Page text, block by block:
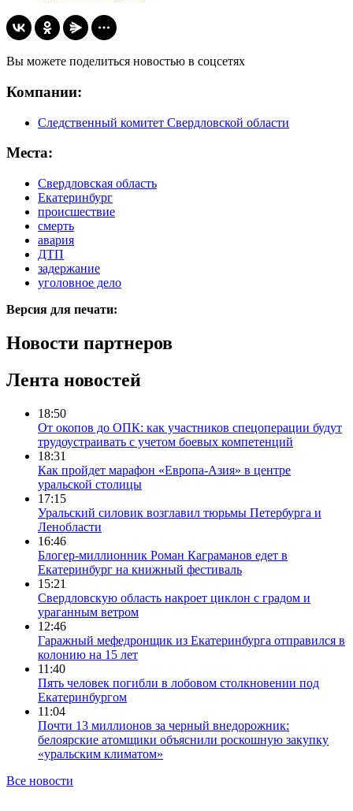
Вы можете поделиться новостью в соцсетях
Компании:
Следственный комитет Свердловской области
Места:
Свердловская область
Екатеринбург
происшествие
смерть
авария
ДТП
задержание
уголовное дело
Версия для печати:
Новости партнеров
Лента новостей
18:50
От окопов до ОПК: как участников спецоперации будут
трудоустраивать с учетом боевых компетенций
18:31
Как пройдет марафон «Европа-Азия» в центре
уральской столицы
17:15
Уральский силовик возглавил тюрьмы Петербурга и
Ленобласти
16:46
Блогер-миллионник Роман Каграманов едет в
Екатеринбург на книжный фестиваль
15:21
Свердловскую область накроет циклон с градом и
ураганным ветром
12:46
Гаражный мефедронщик из Екатеринбурга отправился в
колонию на 15 лет
11:40
Пять человек погибли в лобовом столкновении под
Екатеринбургом
11:04
Почти 13 миллионов за черный внедорожник:
белоярские атомщики объяснили роскошную закупку
«уральским климатом»
Все новости